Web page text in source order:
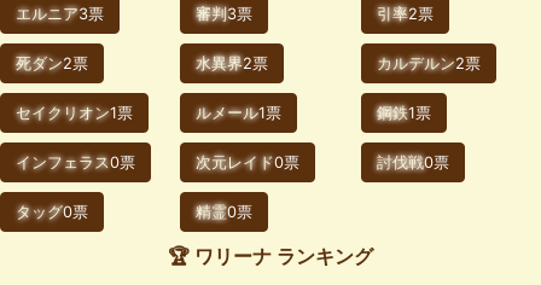
エルニア3票 審判3票 引率2票
死ダン2票 水異界2票 カルデルン2票
セイクリオン1票 ルメール1票 鋼鉄1票
インフェラス0票 次元レイド0票 討伐戦0票
タッグ0票 精霊0票
🏆 ワリーナ ランキング